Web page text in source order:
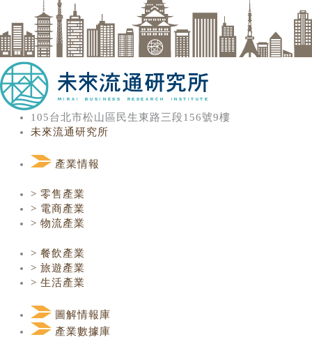
105台北市松山區民生東路三段156號9樓
未來流通研究所
產業情報
> 零售產業
> 電商產業
> 物流產業
> 餐飲產業
> 旅遊產業
> 生活產業
圖解情報庫
產業數據庫